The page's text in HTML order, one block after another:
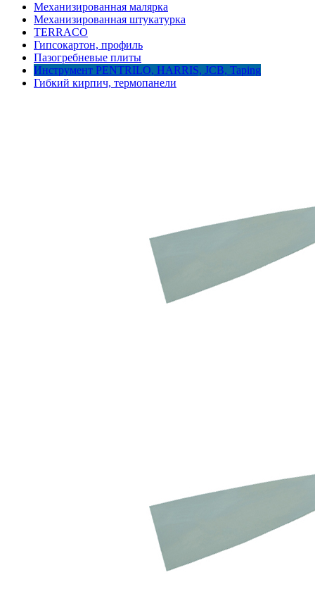
Механизированная малярка
Механизированная штукатурка
TERRACO
Гипсокартон, профиль
Пазогребневые плиты
Инструмент PENTRILO, HARRIS, JCB, Taping
Гибкий кирпич, термопанели